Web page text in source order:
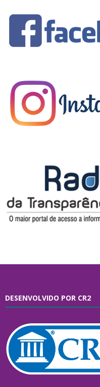
DESENVOLVIDO POR CR2